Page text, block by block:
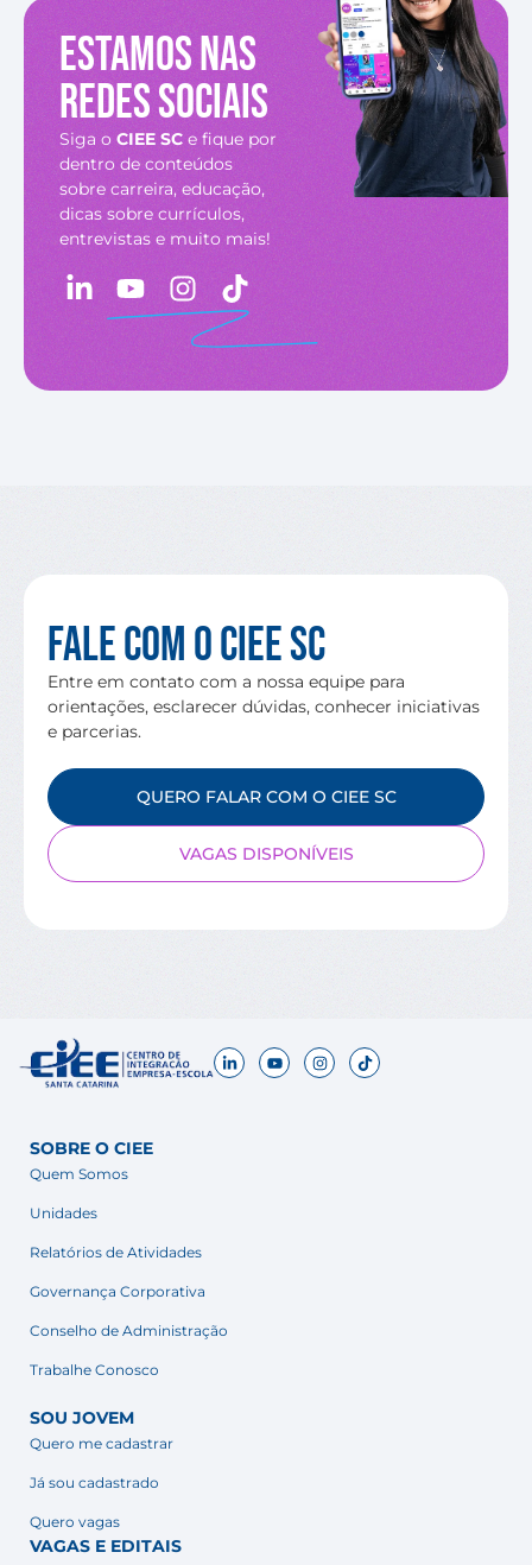
Estamos nas
redes sociais
Siga o CIEE SCe fique por
dentro de conteúdos
sobre carreira, educação,
dicas sobre currículos,
entrevistas e muito mais!
Fale com o CIEE SC
Entre em contato com a nossa equipe para
orientações, esclarecer dúvidas, conhecer iniciativas
e parcerias.
QUERO FALAR COM O CIEE SC
VAGAS DISPONÍVEIS
SOBRE O CIEE
Quem Somos
Unidades
Relatórios de Atividades
Governança Corporativa
Conselho de Administração
Trabalhe Conosco
SOU JOVEM
Quero me cadastrar
Já sou cadastrado
Quero vagas
VAGAS E EDITAIS